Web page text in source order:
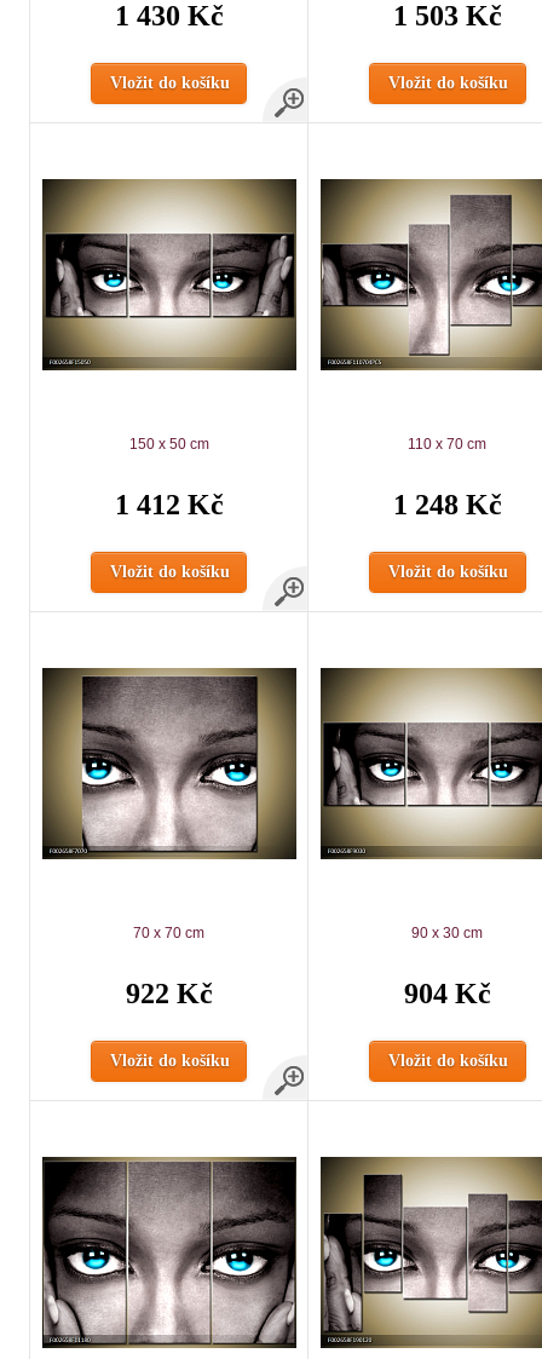
1 430 Kč
Vložit do košíku
1 503 Kč
Vložit do košíku
150 x 50 cm
1 412 Kč
Vložit do košíku
110 x 70 cm
1 248 Kč
Vložit do košíku
70 x 70 cm
922 Kč
Vložit do košíku
90 x 30 cm
904 Kč
Vložit do košíku